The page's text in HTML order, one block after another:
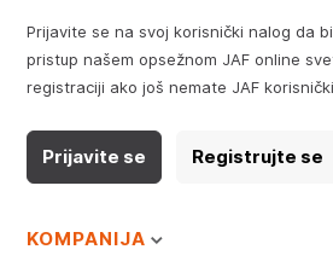
Prijavite se na svoj korisnički nalog da
pristup našem opsežnom JAF online
registraciji ako još nemate JAF
Prijavite se Registrujte se
KOMPANIJA